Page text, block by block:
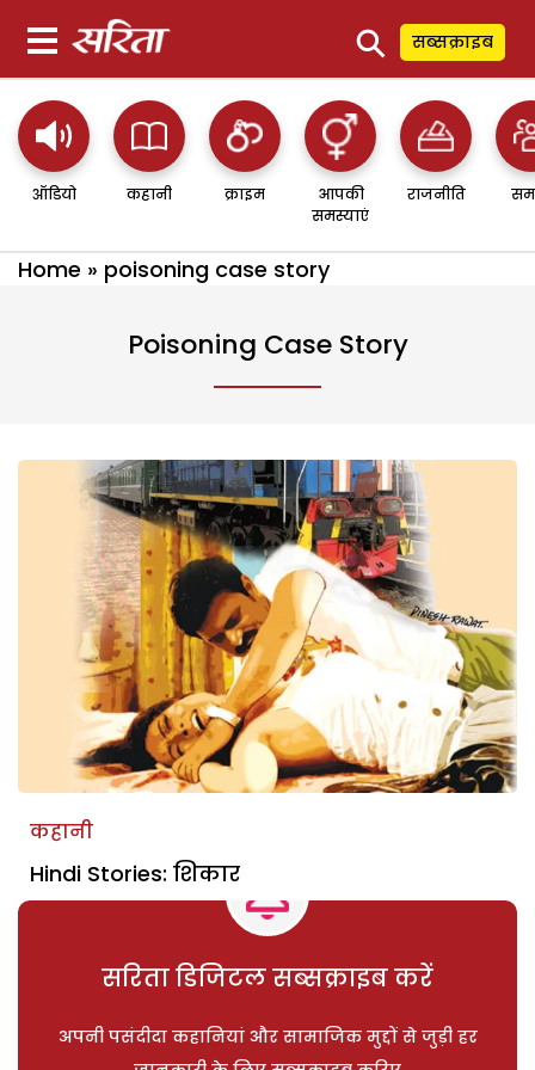
⚲ सब्सक्राइब
ऑडियो कहानी क्राइम
आपकी
समस्याएं
राजनीति
Home » poisoning case story
Poisoning Case Story
कहानी
Hindi Stories: शिकार
सरिता डिजिटल सब्सक्राइब करें
अपनी पसंदीदा कहानियां और सामाजिक मुद्दों से जुड़ी हर